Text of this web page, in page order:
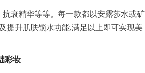
衰精华等等。每一款都以安露莎水或矿
提升肌肤锁水功能,满足以上即可实现美
彩妆